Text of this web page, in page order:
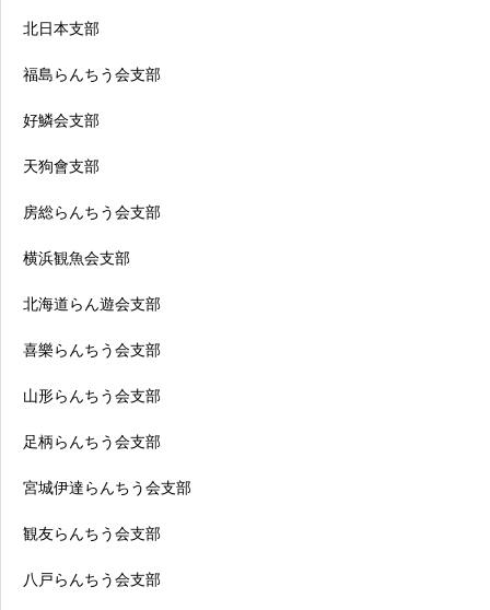
北日本支部
福島らんちう会支部
好鱗会支部
天狗會支部
房総らんちう会支部
横浜観魚会支部
北海道らん遊会支部
喜樂らんちう会支部
山形らんちう会支部
足柄らんちう会支部
宮城伊達らんちう会支部
観友らんちう会支部
八戸らんちう会支部